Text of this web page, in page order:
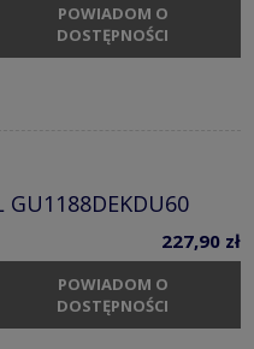
POWIADOM O
DOSTĘPNOŚCI
227,90 zł
POWIADOM O
DOSTĘPNOŚCI